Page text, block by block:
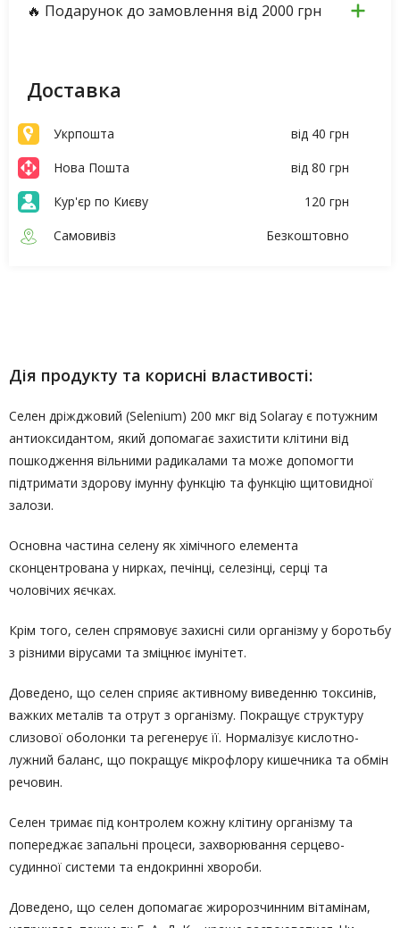
🔥 Подарунок до замовлення від 2000 грн
Доставка
Укрпошта
від 40 грн
Нова Пошта
від 80 грн
Кур'єр по Києву
120 грн
Самовивіз
Безкоштовно
Дія продукту та корисні властивості:
Селен дріжджовий (Selenium) 200 мкг від Solaray є потужним
антиоксидантом, який допомагає захистити клітини від
пошкодження вільними радикалами та може допомогти
підтримати здорову імунну функцію та функцію щитовидної
залози.
Основна частина селену як хімічного елемента
сконцентрована у нирках, печінці, селезінці, серці та
чоловічих яєчках.
Крім того, селен спрямовує захисні сили організму у боротьбу
з різними вірусами та зміцнює імунітет.
Доведено, що селен сприяє активному виведенню токсинів,
важких металів та отрут з організму. Покращує структуру
слизової оболонки та регенерує її. Нормалізує кислотно-
лужний баланс, що покращує мікрофлору кишечника та обмін
речовин.
Селен тримає під контролем кожну клітину організму та
попереджає запальні процеси, захворювання серцево-
судинної системи та ендокринні хвороби.
Доведено, що селен допомагає жиророзчинним вітамінам,